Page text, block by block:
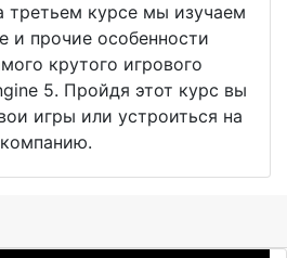
третьем курсе мы изучаем
и прочие особенности
крутого игрового
5. Пройдя этот курс вы
игры или устроиться на